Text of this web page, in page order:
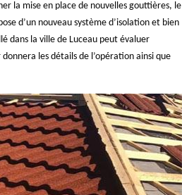
la mise en place de nouvelles gouttières, le
d’un nouveau système d’isolation et bien
dans la ville de Luceau peut évaluer
les détails de l’opération ainsi que